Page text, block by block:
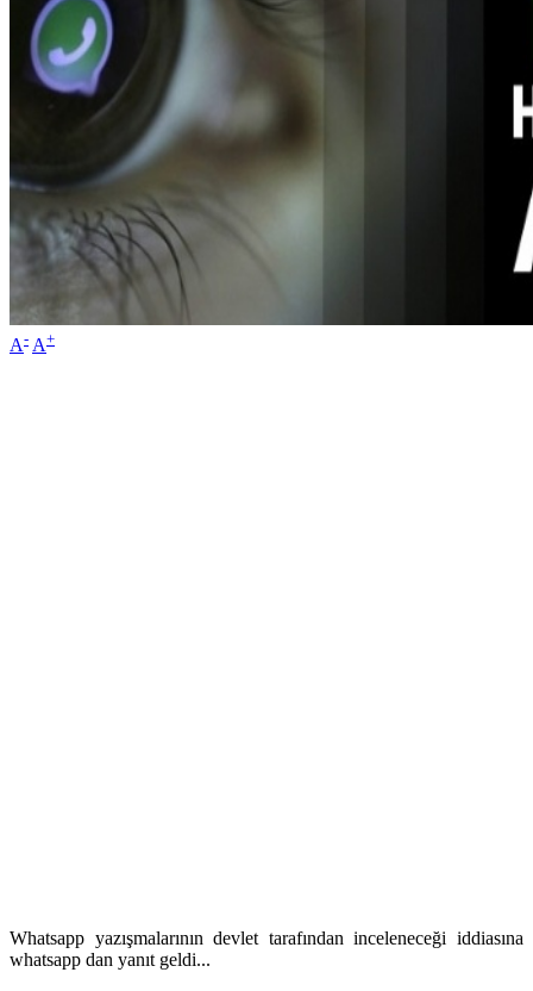
A- A+
Whatsapp yazışmalarının devlet tarafından inceleneceği iddiasına
whatsapp dan yanıt geldi...